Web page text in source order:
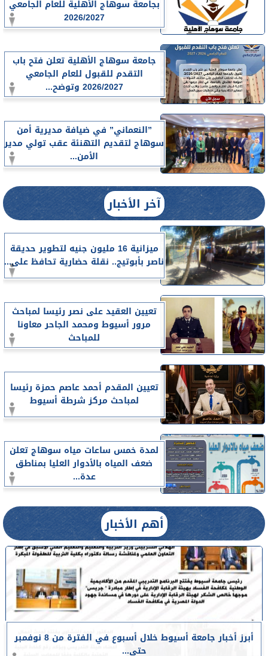
بجامعة سوهاج الأهلية للعام الجامعي
2026/2027
جامعة سوهاج الأهلية تعلن فتح باب
التقدم للقبول للعام الجامعي
2026/2027 وتوضح...
”النعماني” في ضيافة مديرية أمن
سوهاج لتقديم التهنئة عقب تولي مدير
الأمن...
آخر الأخبار
ميزانية 16 مليون جنيه لتطوير حديقة
ناصر بأبوتيج.. نقلة حضارية تحافظ على...
تعيين العقيد على نصر رئيسا لمباحث
مرور أسيوط ومحمد الجاحر معاونا
للمباحث
تعيين المقدم أحمد عاصم حمزة رئيسا
لمباحث مركز شرطة أسيوط
لمدة خمس ساعات مياه سوهاج تعلن
ضعف المياه بالأدوار العليا بمناطق
عدة...
أهم الأخبار
أبرز أخبار جامعة أسيوط خلال أسبوع في الفترة من 8 نوفمبر
حتى...